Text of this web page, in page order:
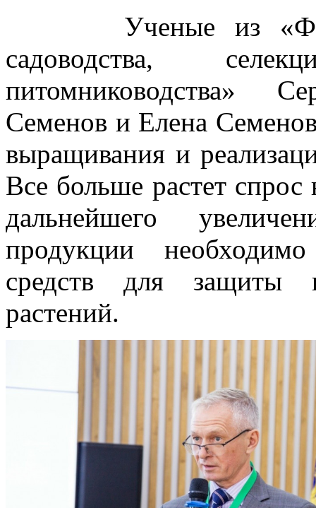
Ученые из
садоводства,
питомниководства»
Семенов и Елена
выращивания и
Все больше растет
дальнейшего
продукции
средств для защиты
растений.